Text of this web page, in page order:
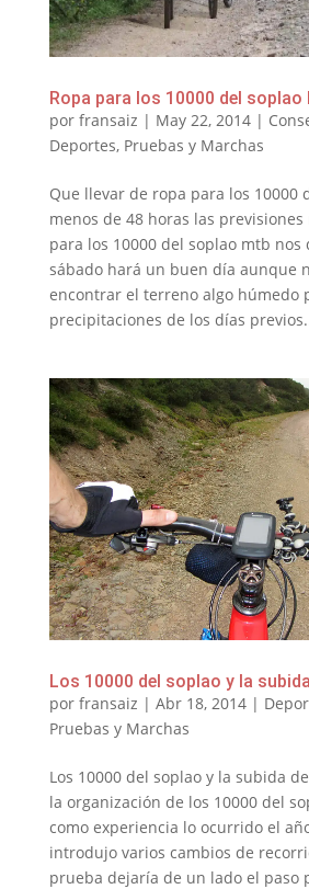
Ropa para los 10000 del soplao
por fransaiz | May 22, 2014|
Deportes, Pruebas y Marchas
Que llevar de ropa para los 10000
menos de 48 horas las
para los 10000 del soplao mtb nos
sábado hará un buen día aunque
encontrar el terreno algo húmedo
precipitaciones de los días
Los 10000 del soplao y la
por fransaiz | Abr 18, 2014|
Pruebas y Marchas
Los 10000 del soplao y la subida
la organización de los 10000 del
como experiencia lo ocurrido el
introdujo varios cambios de
prueba dejaría de un lado el paso